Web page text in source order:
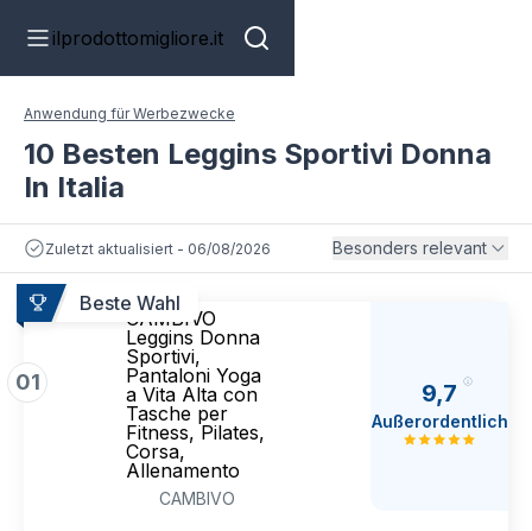
ilprodottomigliore.it
Anwendung für Werbezwecke
10 Besten Leggins Sportivi Donna
In Italia
Zuletzt aktualisiert - 06/08/2026 Besonders relevant
Beste Wahl
01
CAMBIVO
Leggins Donna
Sportivi,
Pantaloni Yoga
a Vita Alta con
Tasche per
Fitness, Pilates,
Corsa,
Allenamento
CAMBIVO
9,7
Außerordentlich